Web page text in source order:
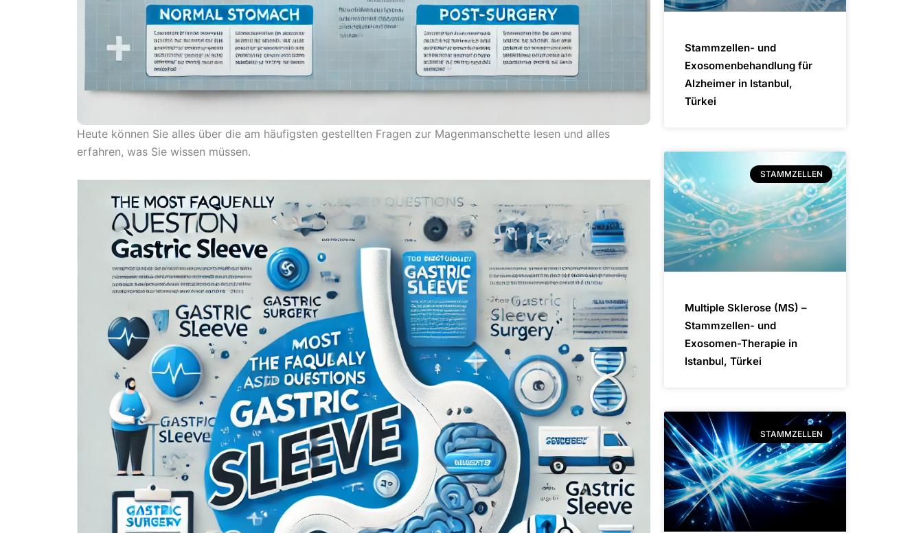
Heute können Sie alles über die am häufigsten gestellten Fragen zur Magenmanschette lesen und alles
erfahren, was Sie wissen müssen.
Stammzellen- und
Exosomenbehandlung für
Alzheimer in Istanbul,
Türkei
STAMMZELLEN
Multiple Sklerose (MS) –
Stammzellen- und
Exosomen-Therapie in
Istanbul, Türkei
STAMMZELLEN